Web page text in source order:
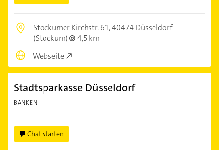
Stockumer Kirchstr. 61,40474 Düsseldorf
(Stockum)
4,5 km
Webseite
Stadtsparkasse Düsseldorf
BANKEN
Chat starten